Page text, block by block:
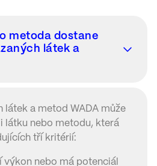
metoda dostane
látek a
látek a metod WADA může
látku nebo metodu, která
tří kritérií:
výkon nebo má potenciál